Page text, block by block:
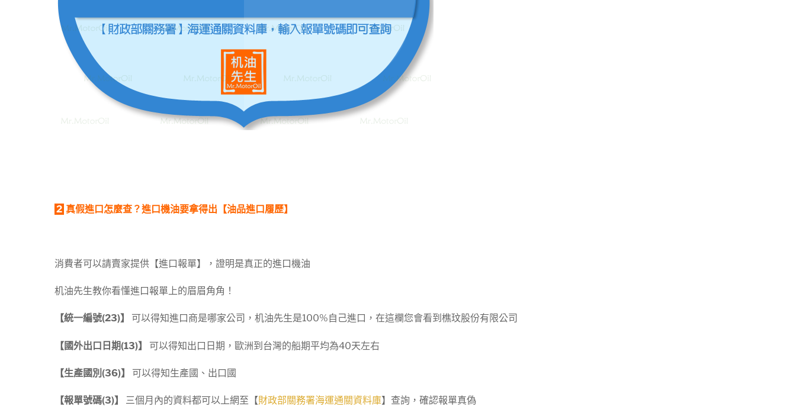
2 真假進口怎麼查？進口機油要拿得出【油品進口履歷】
消費者可以請賣家提供【進口報單】，證明是真正的進口機油
机油先生教你看懂進口報單上的眉眉角角！
【統一編號(23)】 可以得知進口商是哪家公司，机油先生是100%自己進口，在這欄您會看到樵玟股份有限公司
【國外出口日期(13)】 可以得知出口日期，歐洲到台灣的船期平均為40天左右
【生產國別(36)】 可以得知生產國、出口國
【報單號碼(3)】 三個月內的資料都可以上網至【財政部關務署海運通關資料庫】查詢，確認報單真偽